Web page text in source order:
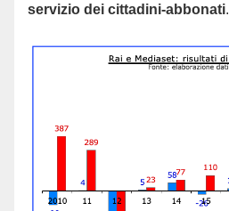
servizio dei cittadini-abbonati.